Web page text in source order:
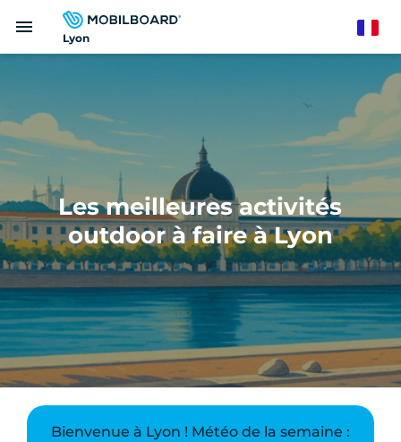
Lyon
menu
Les meilleures activités
outdoor à faire à Lyon
Bienvenue à Lyon ! Météo de la semaine :